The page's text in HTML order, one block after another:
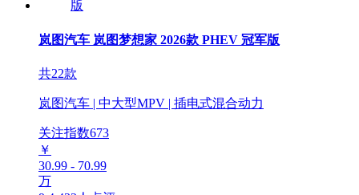
岚图汽车 岚图梦想家 2026款 PHEV 冠军版
共22款
岚图汽车 | 中大型MPV | 插电式混合动力
关注指数673
￥
30.99 - 70.99
万